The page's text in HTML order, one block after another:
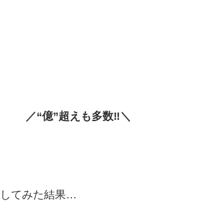
／“億”超えも多数‼＼
てみた結果…